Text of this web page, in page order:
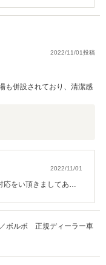
を伝え、探してもらうこと
ので時間が係るかもとの
私の予算では買えない代
きました。 私も今までいろ
が、ここのショップさんの
璧、3拍子そろった ショ
。 気になった方は、行って
くお願いいたします。
交換も行って頂いてお
す。 この度ご契約を
きありがとうござい
には有効となります
には直ぐに対応いた
、この度は大変なお褒
のアフターフォローは
お願いいたします。
2022/11/01投稿
も併設されており、清潔感
2022/11/01
応をい頂きましてあり
いたします。 この度は
ボルボ 正規ディーラー車